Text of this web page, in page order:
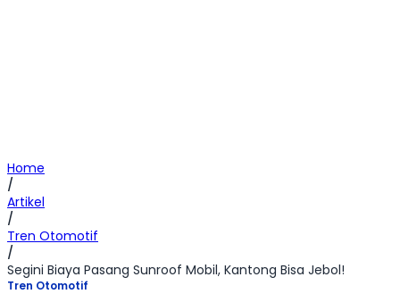
Home
/
Artikel
/
Tren Otomotif
/
Segini Biaya Pasang Sunroof Mobil, Kantong Bisa Jebol!
Tren Otomotif